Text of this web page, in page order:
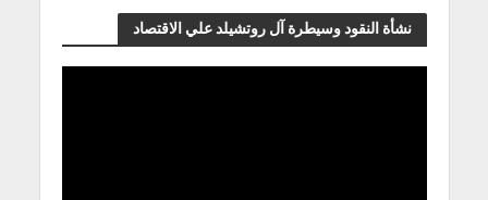
نشأة النقود وسيطرة آل روتشيلد علي الاقتصاد